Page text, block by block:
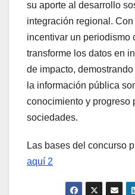
su aporte al desarrollo
integración regional.
incentivar un periodismo
transforme los datos en
de impacto,
la información pública
conocimiento y progreso
sociedades.
Las bases del concurso
aquí 2